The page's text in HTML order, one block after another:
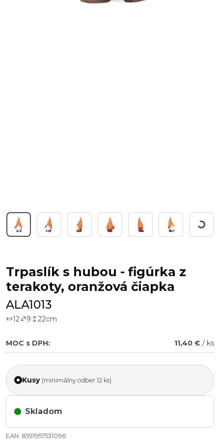
Working...
Trpaslík s hubou - figúrka z
terakoty, oranžová čiapka
ALA1013
12 9 22cm
MOC s DPH: 11,40 € / ks
Kusy (minimálny odber 12 ks)
Skladom
EAN: 8591957531096